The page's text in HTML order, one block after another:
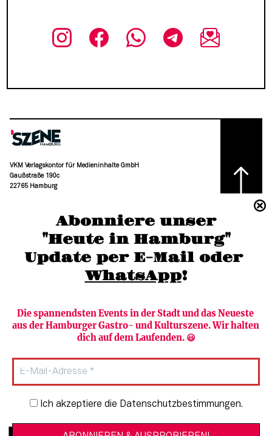
Abonniere unser
"Heute in Hamburg"
Update per E-Mail oder
WhatsApp!
Die spannendsten Events in der Stadt und das Neueste
aus der Hamburger Gastro- und Kulturszene. Wir halten
dich auf dem Laufenden. 😃
Newsletter-Anmeldung
Ich akzeptiere die Datenschutzbestimmungen.
VKM Verlagskontor für Medieninhalte GmbH
Gaußstraße 190c
22765 Hamburg
moc.grubmah-enezs@ofni
Newsletter abonnieren
HAMBURG PUR